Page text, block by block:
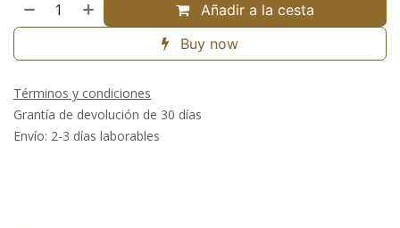
Añadir a la cesta
Buy now
Términos y condiciones
Grantía de devolución de 30 días
Envío: 2-3 días laborables